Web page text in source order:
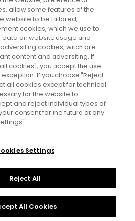
y Transformación Digital y del
de la OECD.
Aviso legal
de cookies
allow some features of the
website to be tailored;
cookies, which we use to
on website usage and
cookies, witch are
content and adversiting. If
cookies", you accept the use
If you choose "Reject
all cookies except for technical
for the website to
and reject individual types of
consent for the future at any
Settings
Reject All
All Cookies